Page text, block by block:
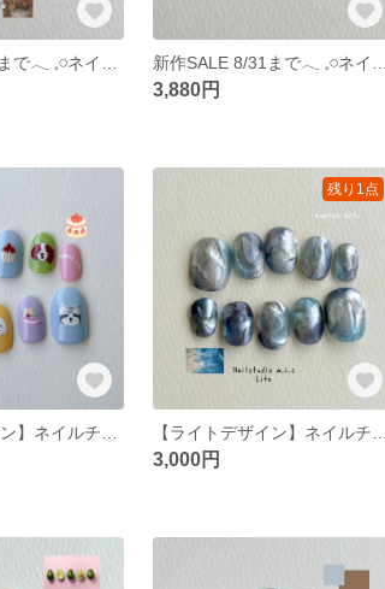
3,880円
残り1点
3,000円